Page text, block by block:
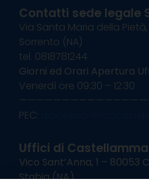
Contatti sede legale
Via Santa Maria della
Sorrento (NA)
tel. 0818781244
Giorni ed Orari Apertura
Venerdì ore 09:30 – 12:30
PEC:
Uffici di
Vico Sant’Anna, 1 –
Stabia (NA)